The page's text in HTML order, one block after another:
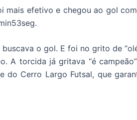
mais efetivo e chegou ao gol
o gol. E foi no grito de
A torcida já gritava “é
do Cerro Largo Futsal, que